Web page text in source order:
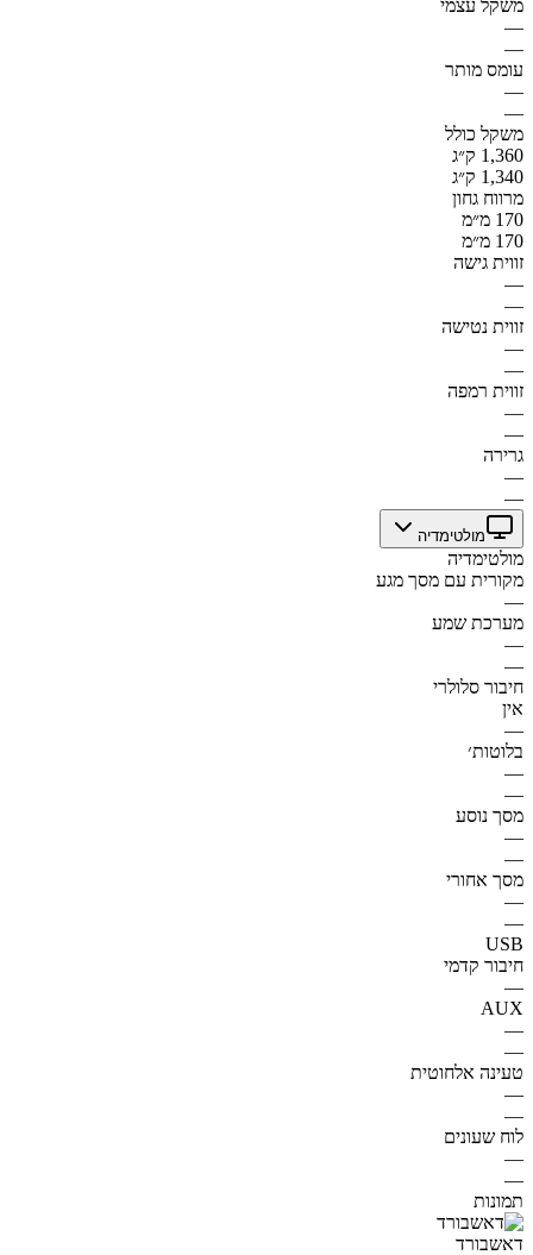
משקל עצמי
—
—
עומס מותר
—
—
משקל כולל
1,360 ק״ג
1,340 ק״ג
מרווח גחון
170 מ״מ
170 מ״מ
זווית גישה
—
—
זווית נטישה
—
—
זווית רמפה
—
—
גרירה
—
—
מולטימדיה
מולטימדיה
מקורית עם מסך מגע
—
מערכת שמע
—
—
חיבור סלולרי
אין
—
בלוטות׳
—
—
מסך נוסע
—
—
מסך אחורי
—
—
USB
חיבור קדמי
—
AUX
—
—
טעינה אלחוטית
—
—
לוח שעונים
—
—
תמונות
דאשבורד